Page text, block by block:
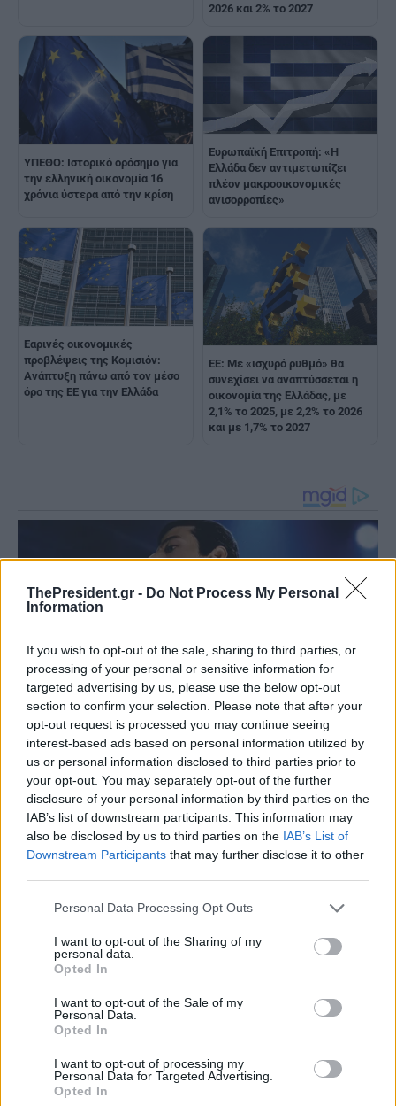
ThePresident.gr - Do Not Process My Personal
Information
If you wish to opt-out of the sale, sharing to third parties, or
processing of your personal or sensitive information for
targeted advertising by us, please use the below opt-out
section to confirm your selection. Please note that after your
opt-out request is processed you may continue seeing
interest-based ads based on personal information utilized by
us or personal information disclosed to third parties prior to
your opt-out. You may separately opt-out of the further
disclosure of your personal information by third parties on the
IAB’s list of downstream participants. This information may
also be disclosed by us to third parties on the IAB’s List of
Downstream Participants that may further disclose it to other
Personal Data Processing Opt Outs
I want to opt-out of the Sharing of my
personal data.
Opted In
I want to opt-out of the Sale of my
Personal Data.
Opted In
I want to opt-out of processing my
Personal Data for Targeted Advertising.
Opted In
2026 και 2% το 2027
ΥΠΕΘΟ: Ιστορικό ορόσημο για
την ελληνική οικονομία 16
χρόνια ύστερα από την κρίση
Ευρωπαϊκή Επιτροπή: «Η
Ελλάδα δεν αντιμετωπίζει
πλέον μακροοικονομικές
ανισορροπίες»
Εαρινές οικονομικές
προβλέψεις της Κομισιόν:
Ανάπτυξη πάνω από τον μέσο
όρο της ΕΕ για την Ελλάδα
ΕΕ: Με «ισχυρό ρυθμό» θα
συνεχίσει να αναπτύσσεται η
οικονομία της Ελλάδας, με
2,1% το 2025, με 2,2% το 2026
και με 1,7% το 2027